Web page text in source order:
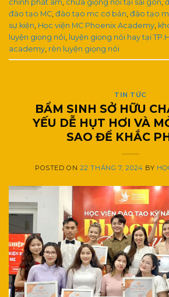
chỉnh phát âm chữa giọng nói tại sài gòn
đào tạo MC đào tạo mc cơ bản đào tạo
sự kiện Học viện MC Phoenix Academy
luyện giọng nói
luyện giọng nói hay tại
academy rèn luyện giọng nói
TIN TỨC
BẨM SINH SỞ HỮU
YẾU DỄ HỤT HƠI VÀ
SAO ĐỂ KHẮC
POSTED ON 22 THÁNG 7, 2024 BY